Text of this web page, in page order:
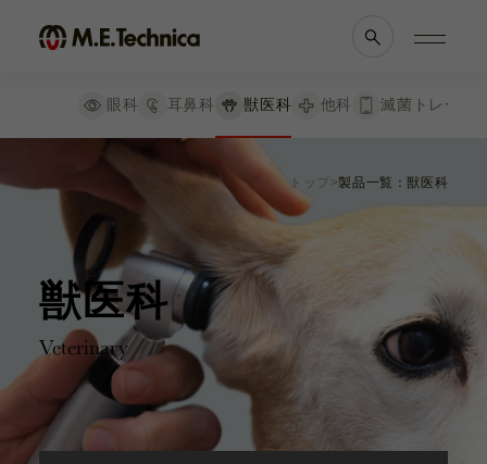
製品情報一覧
眼科
耳鼻科
獣医科
他科
滅菌トレー
ブランド一覧
理念・メッセージ
会社概要
医療機関等との
関係の
透明性に
関する指針
よくあるご質問
眼科 耳鼻科 獣医科 他科 滅菌トレー
トップ 製品一覧：獣医科
獣医科
Veterinary
絞り込み リセット
検査器械
検眼鏡
ポケット診断鏡
喉頭鏡
ヘッドライトとルーペ
ML4 LEDヘッドライト
ルーペライト・マイクロライト
CTK ルーペライト
ルーペ＋iビュー